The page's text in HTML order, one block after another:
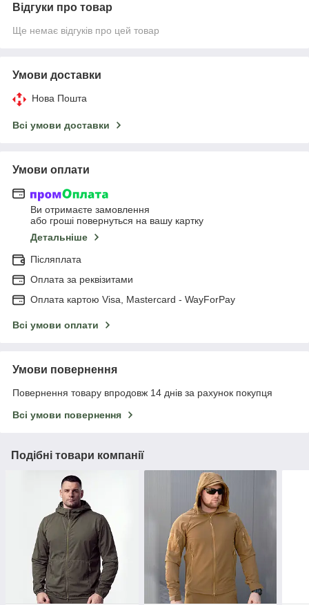
Відгуки про товар
Ще немає відгуків про цей товар
Умови доставки
Нова Пошта
Всі умови доставки
Умови оплати
Ви отримаєте замовлення
або гроші повернуться на вашу картку
Детальніше
Післяплата
Оплата за реквізитами
Оплата картою Visa, Mastercard - WayForPay
Всі умови оплати
Умови повернення
Повернення товару впродовж 14 днів за рахунок покупця
Всі умови повернення
Подібні товари компанії